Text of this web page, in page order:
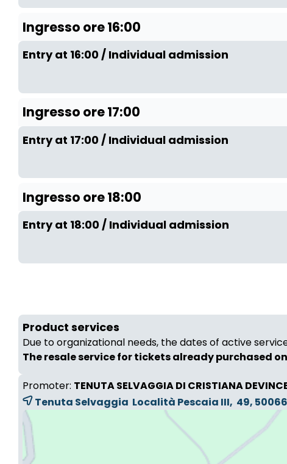
Ingresso ore 16:00
Entry at 16:00 / Individual admission
Ingresso ore 17:00
Entry at 17:00 / Individual admission
Ingresso ore 18:00
Entry at 18:00 / Individual admission
Product services
Due to organizational needs, the dates of active
The resale service for tickets already purchased
Promoter: TENUTA SELVAGGIA DI CRISTIANA
Tenuta Selvaggia Località Pescaia III, 49, 50066